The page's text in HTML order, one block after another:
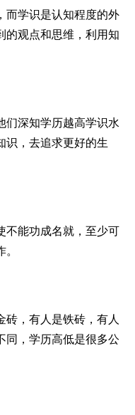
而学识是认知程度的外
的观点和思维，利用知
们深知学历越高学识水
识，去追求更好的生
不能功成名就，至少可
砖，有人是铁砖，有人
同，学历高低是很多公